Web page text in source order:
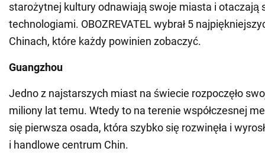
starożytnej kultury odnawiają swoje miasta i otaczają
technologiami. OBOZREVATEL wybrał 5
Chinach, które każdy powinien zobaczyć.
Guangzhou
Jedno z najstarszych miast na świecie rozpoczęło
miliony lat temu. Wtedy to na terenie współczesnej
się pierwsza osada, która szybko się rozwinęła i
i handlowe centrum Chin.